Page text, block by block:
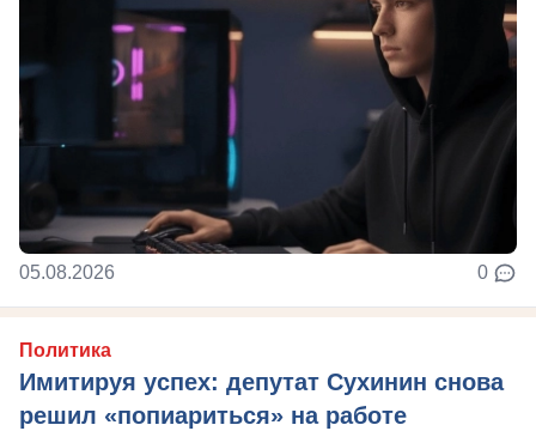
05.08.2026 0
Политика
Имитируя успех: депутат Сухинин снова
решил «попиариться» на работе